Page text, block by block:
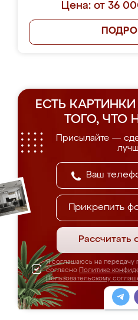
Цена: от 36
ЕСТЬ
ТОГО, ЧТО
Присылайте —
Прикрепить
Рассчитать
Я соглашаюсь на передачу
согласно Политике
Пользовательскому